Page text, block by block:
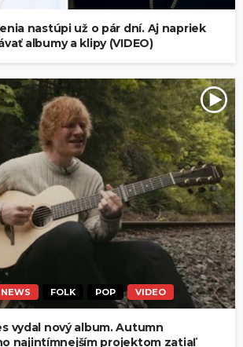
nastúpi už o pár dní. Aj napriek
albumy a klipy (VIDEO)
NEWS FOLK POP VIDEO
vydal nový album. Autumn
najintímnejším projektom zatiaľ